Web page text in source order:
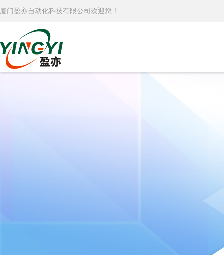
厦门盈亦自动化科技有限公司欢迎您！